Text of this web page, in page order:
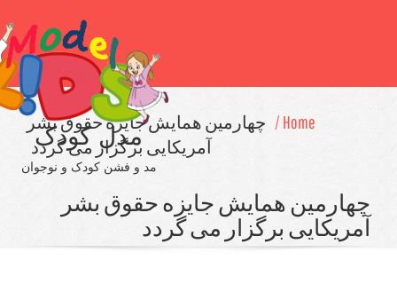
مدل کودک
مد و فشن کودک و نوجوان
چهارمین همایش جایزه حقوق بشر
آمریكایی برگزار می گردد
همایش جایزه حقوق بشر
برگزار می گردد